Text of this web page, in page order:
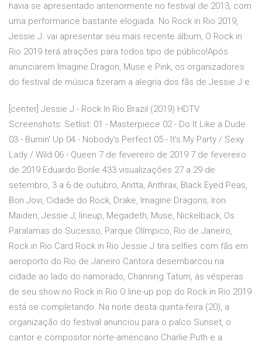
havia se apresentado anteriormente no festival de 2013, com
uma performance bastante elogiada. No Rock in Rio 2019,
Jessie J. vai apresentar seu mais recente álbum, O Rock in
Rio 2019 terá atrações para todos tipo de público!Após
anunciarem Imagine Dragon, Muse e Pink, os organizadores
do festival de música fizeram a alegria dos fãs de Jessie J e
[center] Jessie J - Rock In Rio Brazil (2019) HDTV
Screenshots: Setlist: 01 - Masterpiece 02 - Do It Like a Dude
03 - Burnin' Up 04 - Nobody's Perfect 05 - It's My Party / Sexy
Lady / Wild 06 - Queen 7 de fevereiro de 2019 7 de fevereiro
de 2019 Eduardo Borile 433 visualizações 27 a 29 de
setembro, 3 a 6 de outubro, Anitta, Anthrax, Black Eyed Peas,
Bon Jovi, Cidade do Rock, Drake, Imagine Dragons, Iron
Maiden, Jessie J, lineup, Megadeth, Muse, Nickelback, Os
Paralamas do Sucesso, Parque Olímpico, Rio de Janeiro,
Rock in Rio Card Rock in Rio Jessie J tira selfies com fãs em
aeroporto do Rio de Janeiro Cantora desembarcou na
cidade ao lado do namorado, Channing Tatum, às vésperas
de seu show no Rock in Rio O line-up pop do Rock in Rio 2019
está se completando. Na noite desta quinta-feira (20), a
organização do festival anunciou para o palco Sunset, o
cantor e compositor norte-americano Charlie Puth e a